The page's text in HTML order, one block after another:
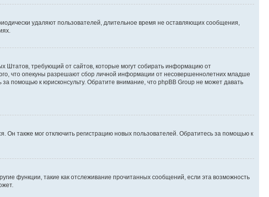
удаляют пользователей, длительное время не оставляющих сообщения,
Штатов, требующий от сайтов, которые могут собирать информацию от
что опекуны разрешают сбор личной информации от несовершеннолетних младше
помощью к юрисконсульту. Обратите внимание, что phpBB Group не может давать
также мог отключить регистрацию новых пользователей. Обратитесь за помощью к
функции, такие как отслеживание прочитанных сообщений, если эта возможность